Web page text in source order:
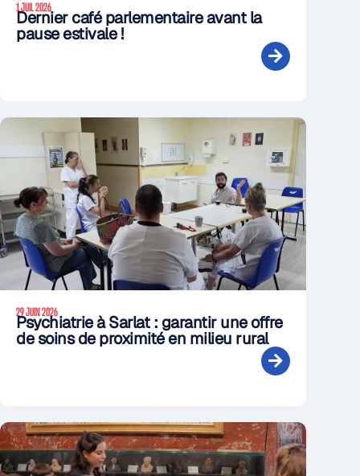
1 JUIL 2026
Dernier café parlementaire avant la
pause estivale !
29 JUIN 2026
Psychiatrie à Sarlat : garantir une offre
de soins de proximité en milieu rural